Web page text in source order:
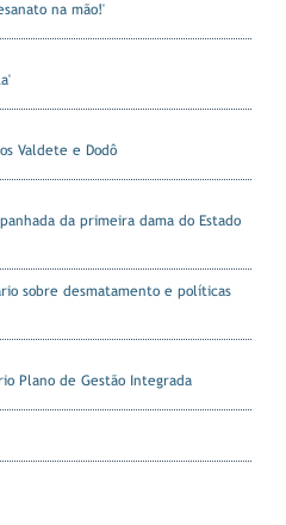
na mão!'
Valdete e Dodô
da primeira dama do Estado
sobre desmatamento e políticas
Plano de Gestão Integrada